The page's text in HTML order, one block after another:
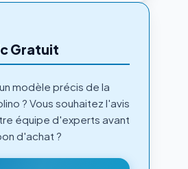
Gratuit
modèle précis de la
? Vous souhaitez l'avis
équipe d'experts avant
d'achat ?